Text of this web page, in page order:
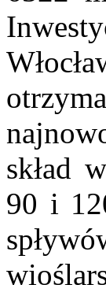
skład
90 i